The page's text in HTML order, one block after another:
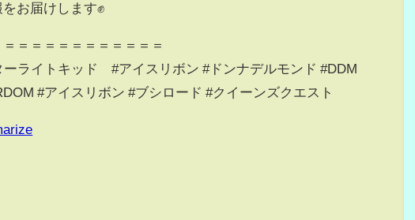
お届けします✊
＝＝＝＝＝＝＝＝＝＝＝
ーライトキッド #アイスリボン #ドンナデルモンド #DDM
#アイスリボン #ブシロード #クイーンズクエスト